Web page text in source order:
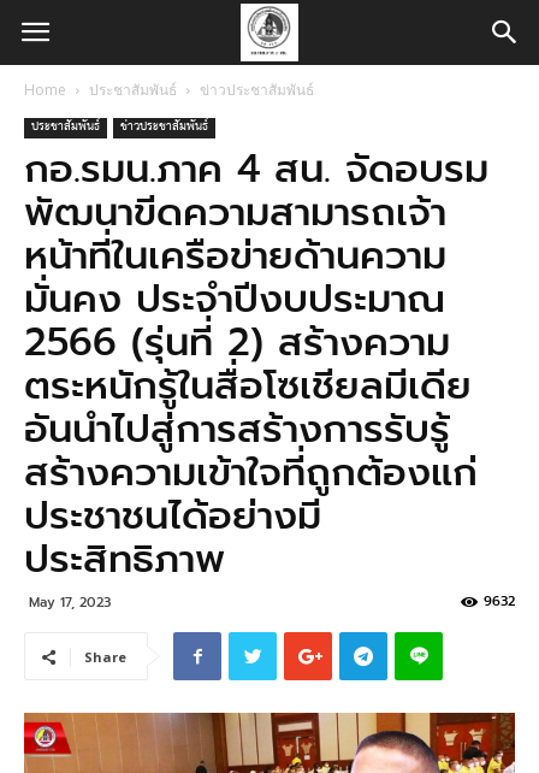
Home ประชาสัมพันธ์ ข่าวประชาสัมพันธ์
ประชาสัมพันธ์ ข่าวประชาสัมพันธ์
กอ.รมน.ภาค 4 สน. จัดอบรม
พัฒนาขีดความสามารถเจ้า
หน้าที่ในเครือข่ายด้านความ
มั่นคง ประจำปีงบประมาณ
2566 (รุ่นที่ 2) สร้างความ
ตระหนักรู้ในสื่อโซเชียลมีเดีย
อันนำไปสู่การสร้างการรับรู้
สร้างความเข้าใจที่ถูกต้องแก่
ประชาชนได้อย่างมี
ประสิทธิภาพ
May 17, 2023 9632
Share